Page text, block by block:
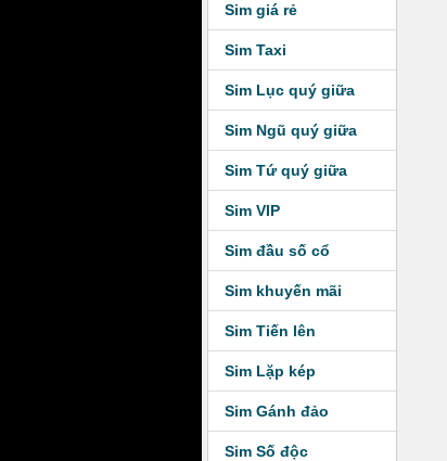
Sim giá rẻ
Sim Taxi
Sim Lục quý giữa
Sim Ngũ quý giữa
Sim Tứ quý giữa
Sim VIP
Sim đầu số cổ
Sim khuyến mãi
Sim Tiến lên
Sim Lặp kép
Sim Gánh đảo
Sim Số độc